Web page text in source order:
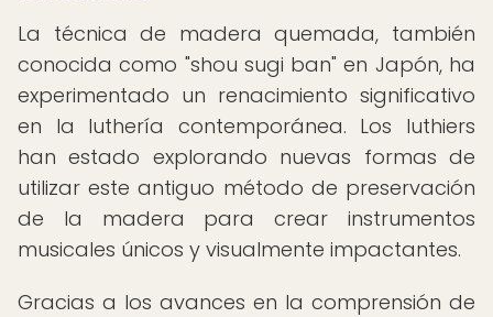
La técnica de madera quemada, también
conocida como "shou sugi ban" en Japón, ha
experimentado un renacimiento significativo
en la luthería contemporánea. Los luthiers
han estado explorando nuevas formas de
utilizar este antiguo método de preservación
de la madera para crear instrumentos
musicales únicos y visualmente impactantes.
Gracias a los avances en la comprensión de